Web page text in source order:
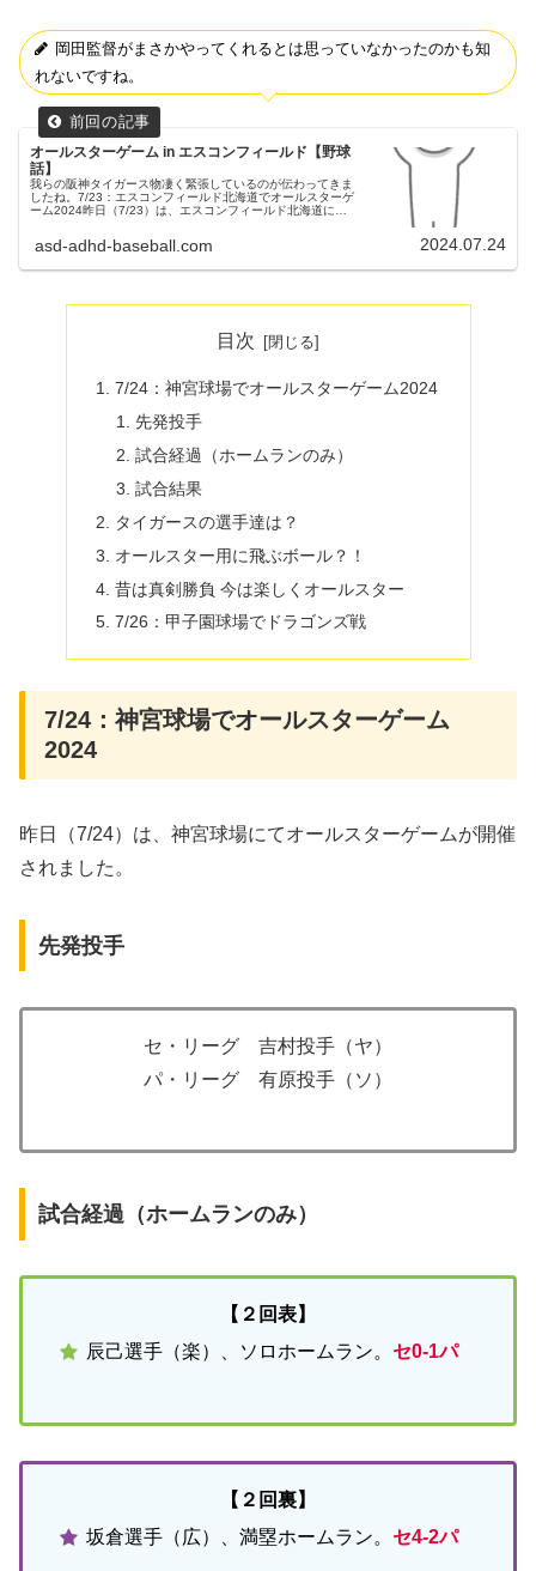
岡田監督がまさかやってくれるとは思っていなかったのかも知
れないですね。
オールスターゲーム in エスコンフィールド【野球
話】
我らの阪神タイガース物凄く緊張しているのが伝わってきま
したね。7/23：エスコンフィールド北海道でオールスターゲ
ーム2024昨日（7/23）は、エスコンフィールド北海道にて
asd-adhd-baseball.com 2024.07.24
目次
7/24：神宮球場でオールスターゲーム2024
先発投手
試合経過（ホームランのみ）
試合結果
タイガースの選手達は？
オールスター用に飛ぶボール？！
昔は真剣勝負 今は楽しくオールスター
7/26：甲子園球場でドラゴンズ戦
7/24：神宮球場でオールスターゲーム
2024
昨日（7/24）は、神宮球場にてオールスターゲームが開催
されました。
先発投手
セ・リーグ 吉村投手（ヤ）
パ・リーグ 有原投手（ソ）
試合経過（ホームランのみ）
【２回表】
辰己選手（楽）、ソロホームラン。 セ0-1パ
【２回裏】
坂倉選手（広）、満塁ホームラン。 セ4-2パ